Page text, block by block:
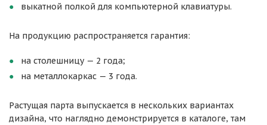
выкатной полкой для компьютерной клавиатуры.
На продукцию распространяется гарантия:
на столешницу — 2 года;
на металлокаркас — 3 года.
Растущая парта выпускается в нескольких вариантах
дизайна, что наглядно демонстрируется в каталоге, там